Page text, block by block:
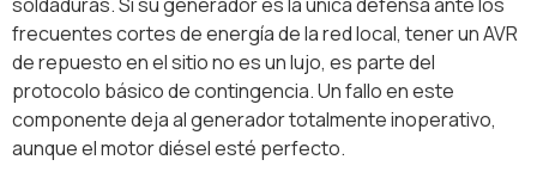
frecuentes cortes de energía de la red local, tener un AVR
de repuesto en el sitio no es un lujo, es parte del
protocolo básico de contingencia. Un fallo en este
componente deja al generador totalmente inoperativo,
aunque el motor diésel esté perfecto.